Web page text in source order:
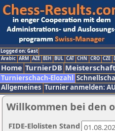
Logged on: Gast
Arabic ARM AZE BIH BUL CAT CHN CRO CZE
Home TurnierDB Meisterschaft
Turnierschach-Elozahl
Allgemeines Turnier anmelden:
Willkommen bei den
FIDE-Elolisten Stand